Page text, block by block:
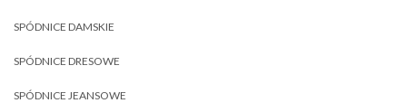
SPÓDNICE DAMSKIE
SPÓDNICE DRESOWE
SPÓDNICE JEANSOWE